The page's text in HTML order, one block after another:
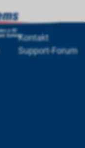
Kontakt
Support-Forum